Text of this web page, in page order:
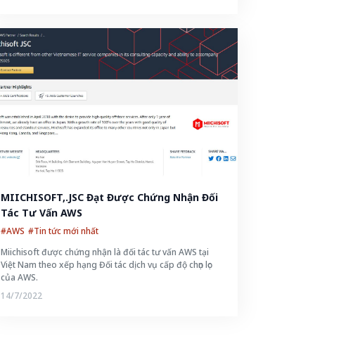
MIICHISOFT,.JSC Đạt Được Chứng Nhận Đối
Tác Tư Vấn AWS
#AWS #Tin tức mới nhất
Miichisoft được chứng nhận là đối tác tư vấn AWS tại
Việt Nam theo xếp hạng Đối tác dịch vụ cấp độ chọn lọc
của AWS.
14/7/2022